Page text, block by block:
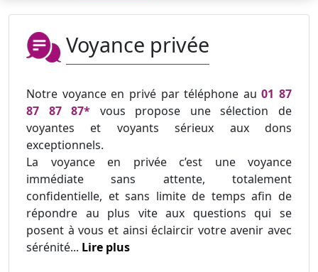
Voyance privée
Notre voyance en privé par téléphone au01 87
87 87 87* vous propose une sélection de
voyantes et voyants sérieux aux dons
exceptionnels.
La voyance en privée c’est une voyance
immédiate sans attente, totalement
confidentielle, et sans limite de temps afin de
répondre au plus vite aux questions qui se
posent à vous et ainsi éclaircir votre avenir avec
sérénité... Lire plus